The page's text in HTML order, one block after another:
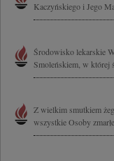
Kaczyńskiego i Jego
Środowisko lekarskie
Smoleńskiem, w której
Z wielkim smutkiem
wszystkie Osoby